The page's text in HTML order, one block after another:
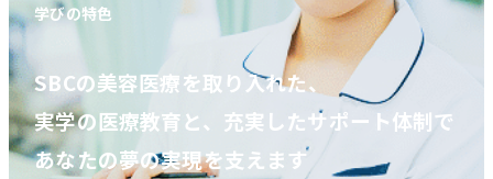
学びの特色
SBCの美容医療を取り入れた、
実学の医療教育と、充実したサポート体制で
あなたの夢の実現を支えます